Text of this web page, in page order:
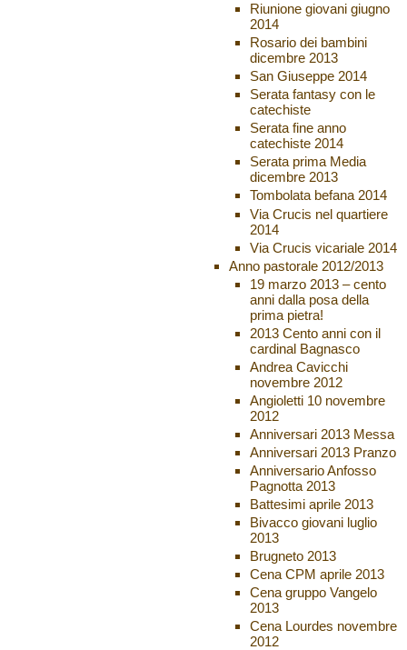
Riunione giovani giugno
2014
Rosario dei bambini
dicembre 2013
San Giuseppe 2014
Serata fantasy con le
catechiste
Serata fine anno
catechiste 2014
Serata prima Media
dicembre 2013
Tombolata befana 2014
Via Crucis nel quartiere
2014
Via Crucis vicariale 2014
Anno pastorale 2012/2013
19 marzo 2013 – cento
anni dalla posa della
prima pietra!
2013 Cento anni con il
cardinal Bagnasco
Andrea Cavicchi
novembre 2012
Angioletti 10 novembre
2012
Anniversari 2013 Messa
Anniversari 2013 Pranzo
Anniversario Anfosso
Pagnotta 2013
Battesimi aprile 2013
Bivacco giovani luglio
2013
Brugneto 2013
Cena CPM aprile 2013
Cena gruppo Vangelo
2013
Cena Lourdes novembre
2012